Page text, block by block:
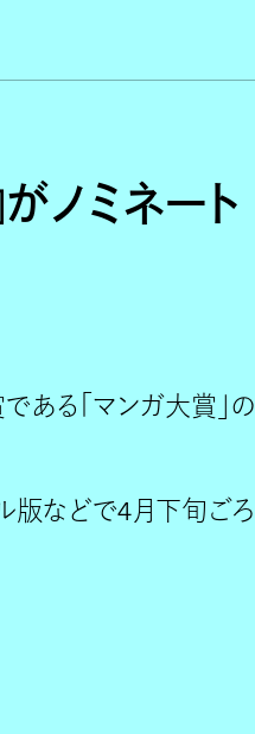
ノミネート
ある「マンガ大賞」の
版などで4月下旬ごろ